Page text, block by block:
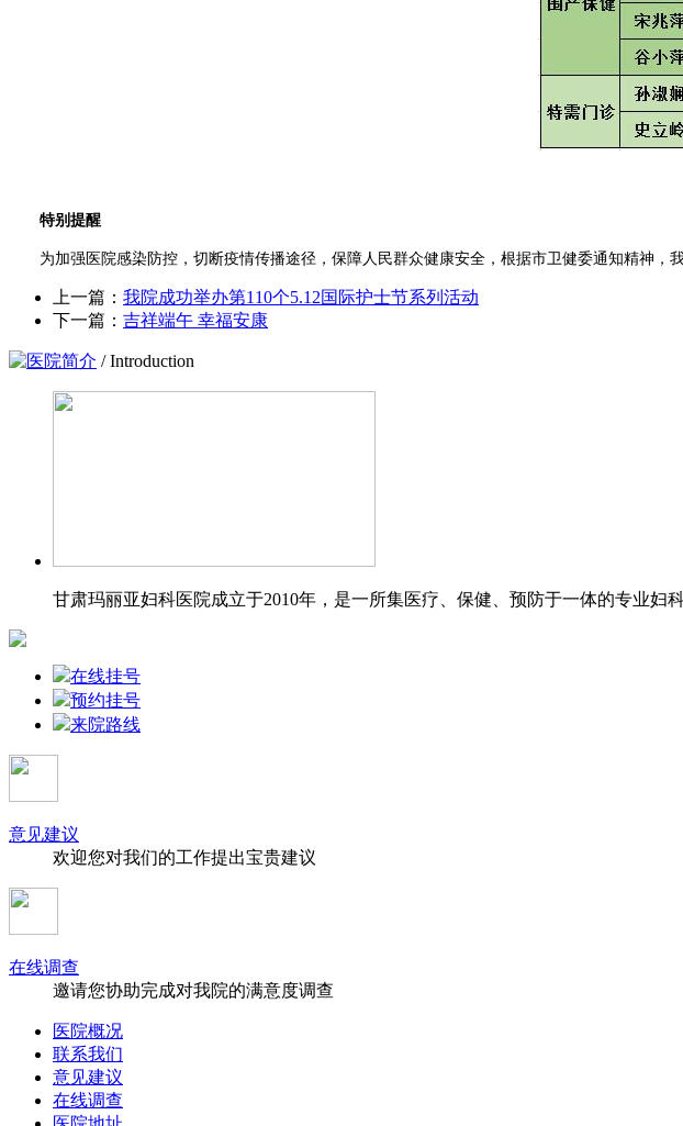
特别提醒
为加强医院感染防控，切断疫情传播途径，保障人民群众健康安全，根据市卫健委通知精神，
上一篇： 我院成功举办第110个5.12国际护士节系列活动
下一篇： 吉祥端午 幸福安康
医院简介 / Introduction
甘肃玛丽亚妇科医院成立于2010年，是一所集医疗、保健、预防于一体的专业妇科
在线挂号
预约挂号
来院路线
意见建议
欢迎您对我们的工作提出宝贵建议
在线调查
邀请您协助完成对我院的满意度调查
医院概况
联系我们
意见建议
在线调查